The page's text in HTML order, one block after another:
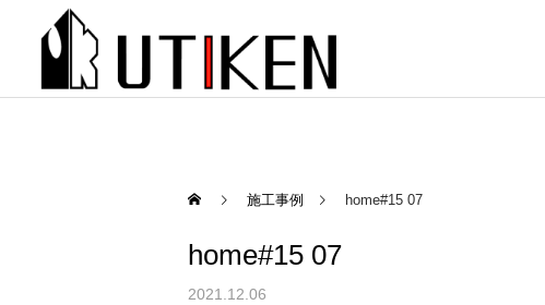
施工事例 home#15 07
home#15 07
2021.12.06